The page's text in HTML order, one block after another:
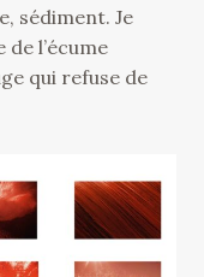
sédiment. Je
de l’écume
qui refuse de